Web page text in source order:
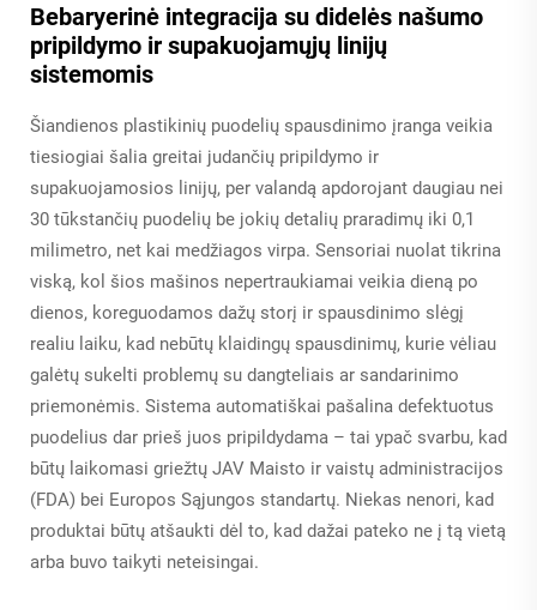
Bebaryerinė integracija su didelės našumo
pripildymo ir supakuojamųjų linijų
sistemomis
Šiandienos plastikinių puodelių spausdinimo įranga veikia
tiesiogiai šalia greitai judančių pripildymo ir
supakuojamosios linijų, per valandą apdorojant daugiau nei
30 tūkstančių puodelių be jokių detalių praradimų iki 0,1
milimetro, net kai medžiagos virpa. Sensoriai nuolat tikrina
viską, kol šios mašinos nepertraukiamai veikia dieną po
dienos, koreguodamos dažų storį ir spausdinimo slėgį
realiu laiku, kad nebūtų klaidingų spausdinimų, kurie vėliau
galėtų sukelti problemų su dangteliais ar sandarinimo
priemonėmis. Sistema automatiškai pašalina defektuotus
puodelius dar prieš juos pripildydama – tai ypač svarbu, kad
būtų laikomasi griežtų JAV Maisto ir vaistų administracijos
(FDA) bei Europos Sąjungos standartų. Niekas nenori, kad
produktai būtų atšaukti dėl to, kad dažai pateko ne į tą vietą
arba buvo taikyti neteisingai.